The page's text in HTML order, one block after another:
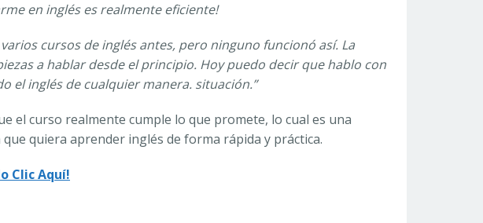
en inglés es realmente eficiente!
cursos de inglés antes, pero ninguno funcionó así. La
a hablar desde el principio. Hoy puedo decir que hablo con
el inglés de cualquier manera. situación.”
el curso realmente cumple lo que promete, lo cual es una
quiera aprender inglés de forma rápida y práctica.
Clic Aquí!